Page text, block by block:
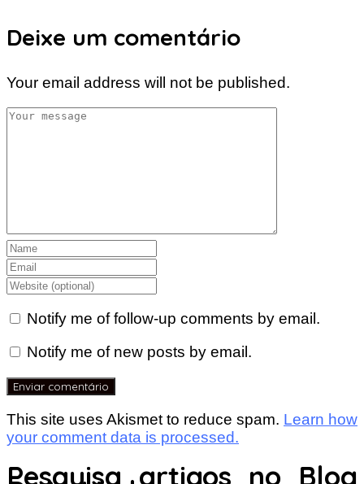
Deixe um comentário
Your email address will not be published.
Notify me of follow-up comments by email.
Notify me of new posts by email.
This site uses Akismet to reduce spam. Learn how
your comment data is processed.
Pesquisa artigos no Blog